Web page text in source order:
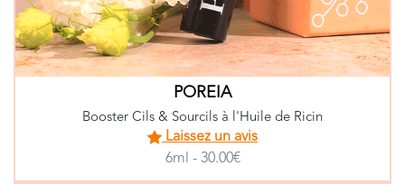
POREIA
Booster Cils & Sourcils à l'Huile de Ricin
Laissez un avis
6ml - 30.00€